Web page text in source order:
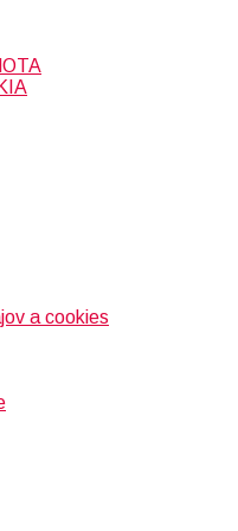
a cookies